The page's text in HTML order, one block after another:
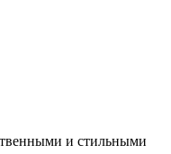
и стильными